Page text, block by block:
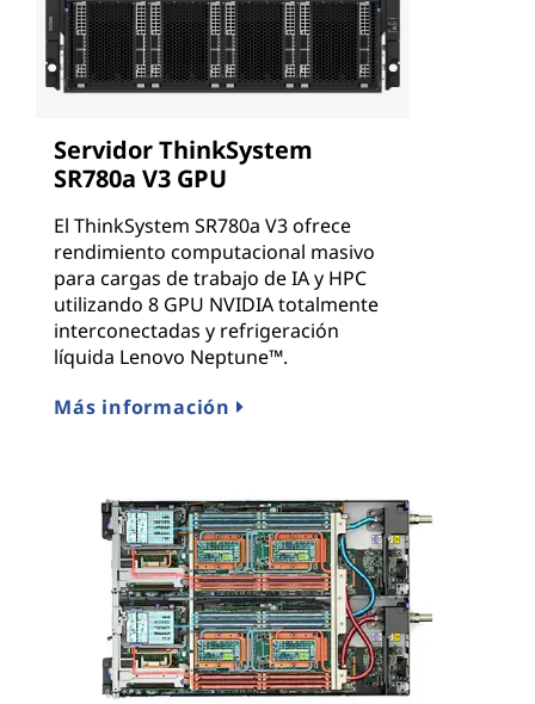
Servidor ThinkSystem
SR780a V3 GPU
El ThinkSystem SR780a V3 ofrece
rendimiento computacional masivo
para cargas de trabajo de IA y HPC
utilizando 8 GPU NVIDIA totalmente
interconectadas y refrigeración
líquida Lenovo Neptune™.
Más información